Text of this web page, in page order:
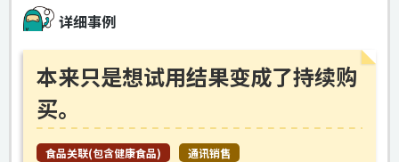
详细事例
本来只是想试用结果变成了持续购
买。
食品关联(包含健康食品) 通讯销售